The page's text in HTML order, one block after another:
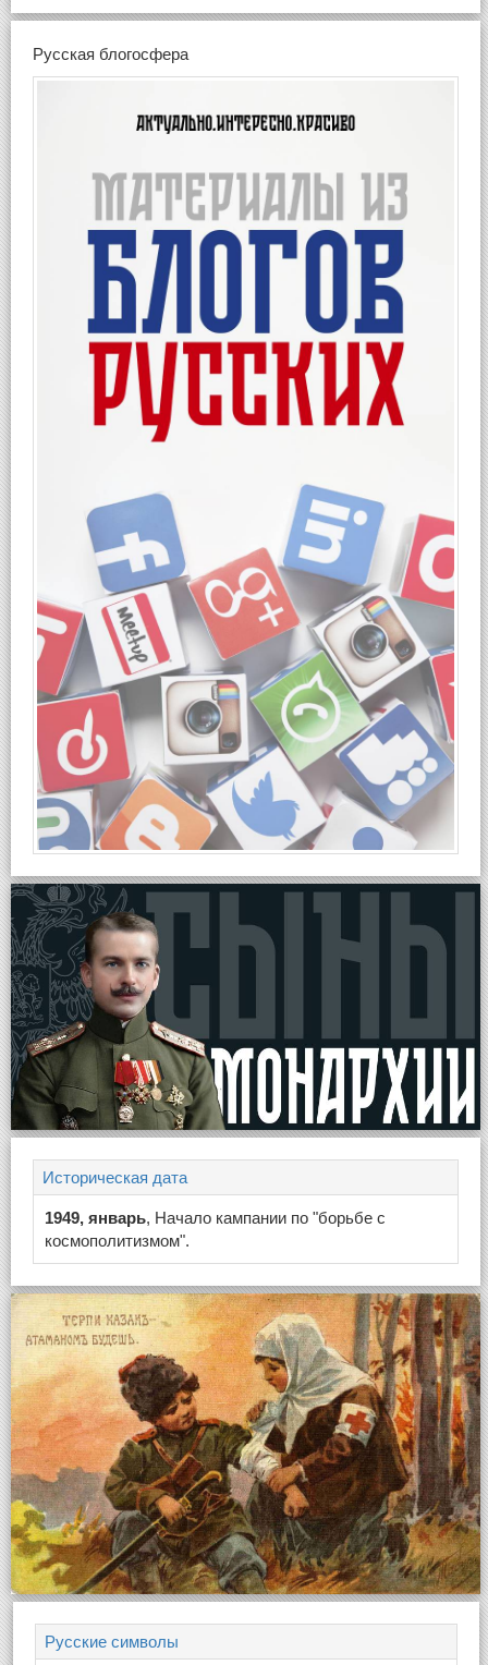
Русская блогосфера
Историческая дата
1949, январь, Начало кампании по "борьбе с
космополитизмом".
Русские символы